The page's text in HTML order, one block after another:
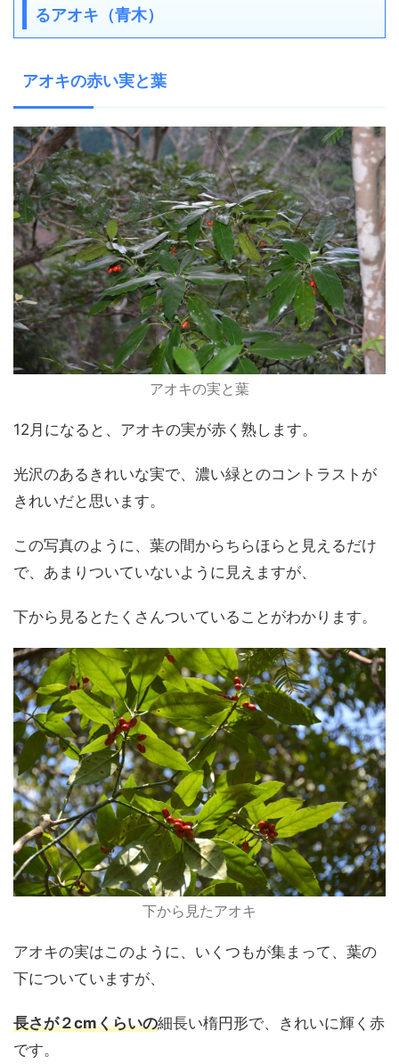
るアオキ（青木）
アオキの赤い実と葉
アオキの実と葉
12月になると、アオキの実が赤く熟します。
光沢のあるきれいな実で、濃い緑とのコントラストが
きれいだと思います。
この写真のように、葉の間からちらほらと見えるだけ
で、あまりついていないように見えますが、
下から見るとたくさんついていることがわかります。
下から見たアオキ
アオキの実はこのように、いくつもが集まって、葉の
下についていますが、
長さが２cmくらいの細長い楕円形で、きれいに輝く赤
です。